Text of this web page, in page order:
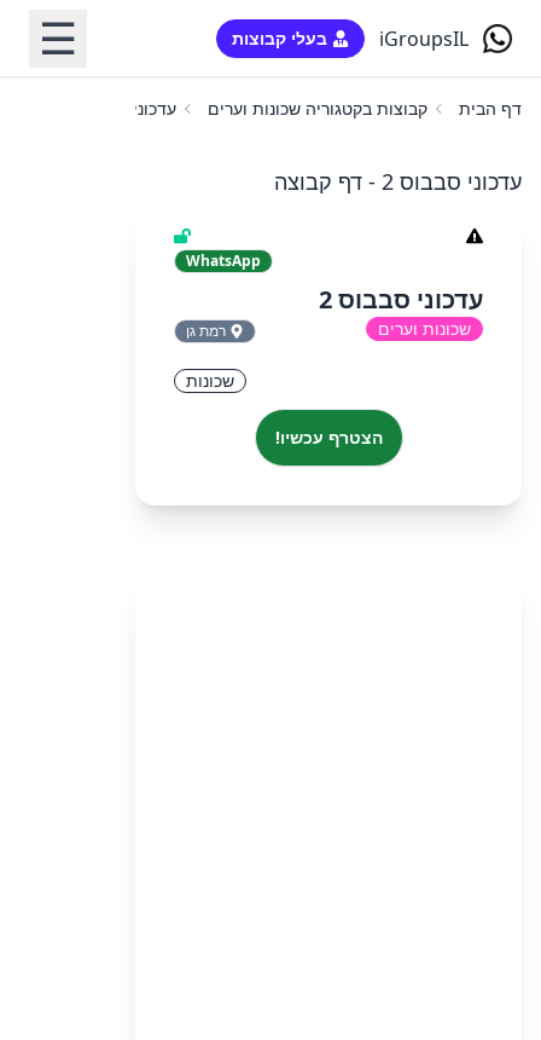
iGroupsIL בעלי קבוצות ☰
דף הבית קבוצות בקטגוריה שכונות וערים עדכוני סבבוס 2
עדכוני סבבוס 2 - דף קבוצה
WhatsApp
עדכוני סבבוס 2
שכונות וערים רמת גן
שכונות
הצטרף עכשיו!